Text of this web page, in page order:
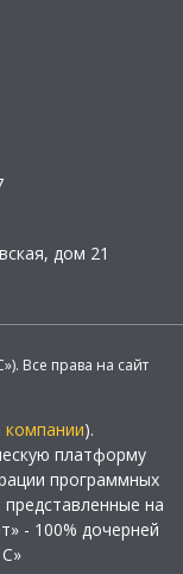
дом 21
Все права на сайт
компании).
платформу
программных
на
- 100% дочерней